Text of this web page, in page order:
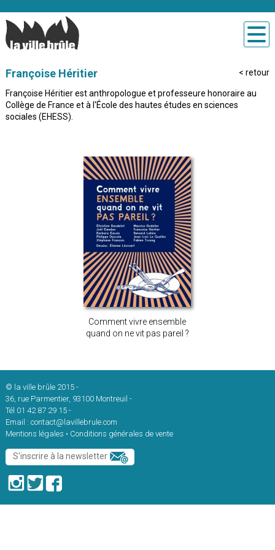
Françoise Héritier <retour
Françoise Héritier est anthropologue et professeure honoraire au
Collège de France et à l'École des hautes études en sciences
sociales (EHESS).
Comment vivre ensemble
quand on ne vit pas pareil ?
© la ville brûle 2015 -
36, rue Parmentier, 93100 Montreuil -
Tél 01 42 87 29 15 -
Email : contact@lavillebrule.com
Mentions légales • Conditions générales de vente